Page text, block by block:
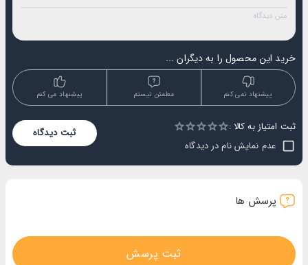
خرید این محصول را به دیگران ...
پیشنهاد می کنم مطمئن نیستم پیشنهاد نمی کنم
ثبت امتیاز به کالا :
1 Star
2 Stars
3 Stars
4 Stars
5 Stars
Empty
عدم نمایش نام در دیدگاه
ثبت دیدگاه
پرسش ها
ثبت پرسش